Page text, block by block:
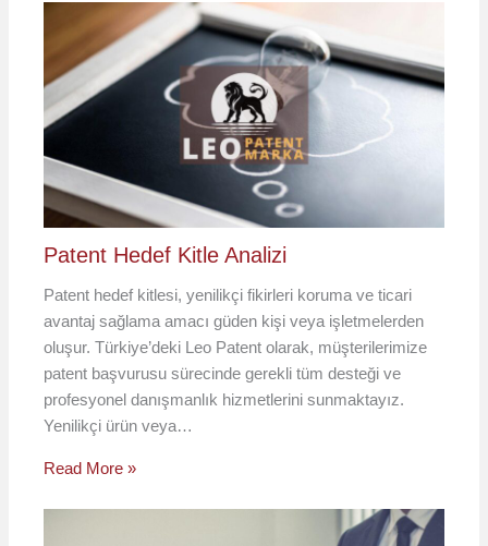
Patent Hedef Kitle Analizi
Patent hedef kitlesi, yenilikçi fikirleri koruma ve ticari
avantaj sağlama amacı güden kişi veya işletmelerden
oluşur. Türkiye’deki Leo Patent olarak, müşterilerimize
patent başvurusu sürecinde gerekli tüm desteği ve
profesyonel danışmanlık hizmetlerini sunmaktayız.
Yenilikçi ürün veya…
Read More »